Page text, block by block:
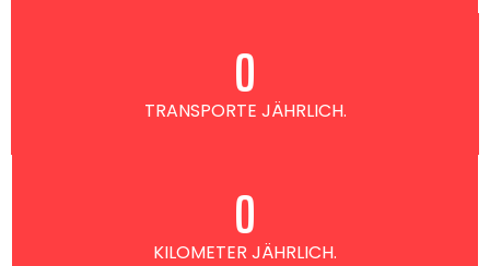
TRANSPORTE JÄHRLICH.
0
KILOMETER JÄHRLICH.
0